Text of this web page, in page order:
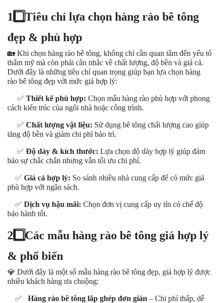
1️ Tiêu chí lựa chọn hàng rào bê tông
đẹp & phù hợp
🏡 Khi chọn hàng rào bê tông, không chỉ cần quan tâm đến yếu tố
thẩm mỹ mà còn phải cân nhắc về chất lượng, độ bền và giá cả.
Dưới đây là những tiêu chí quan trọng giúp bạn lựa chọn hàng
rào bê tông đẹp với mức giá hợp lý:
✅ Thiết kế phù hợp: Chọn mẫu hàng rào phù hợp với phong
cách kiến trúc của ngôi nhà hoặc công trình.
✅ Chất lượng vật liệu: Sử dụng bê tông chất lượng cao giúp
tăng độ bền và giảm chi phí bảo trì.
✅ Độ dày & kích thước: Lựa chọn độ dày hợp lý giúp đảm
bảo sự chắc chắn nhưng vẫn tối ưu chi phí.
✅ Giá cả hợp lý: So sánh nhiều nhà cung cấp để có mức giá
phù hợp với ngân sách.
✅ Dịch vụ hậu mãi: Chọn đơn vị cung cấp uy tín có chế độ
bảo hành tốt.
2️ Các mẫu hàng rào bê tông giá hợp lý
& phổ biến
💎 Dưới đây là một số mẫu hàng rào bê tông đẹp, giá hợp lý được
nhiều khách hàng ưa chuộng:
✅ Hàng rào bê tông lắp ghép đơn giản – Chi phí thấp, dễ